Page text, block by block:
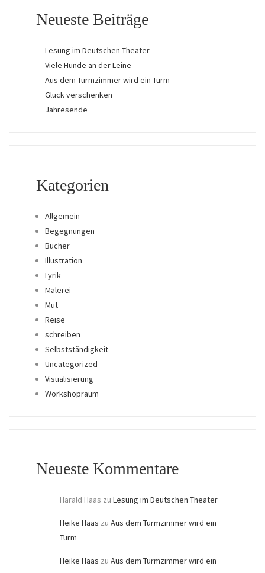
Neueste Beiträge
Lesung im Deutschen Theater
Viele Hunde an der Leine
Aus dem Turmzimmer wird ein Turm
Glück verschenken
Jahresende
Kategorien
Allgemein
Begegnungen
Bücher
Illustration
Lyrik
Malerei
Mut
Reise
schreiben
Selbstständigkeit
Uncategorized
Visualisierung
Workshopraum
Neueste Kommentare
Harald Haas zu Lesung im Deutschen Theater
Heike Haas zu Aus dem Turmzimmer wird ein
Turm
Heike Haas zu Aus dem Turmzimmer wird ein